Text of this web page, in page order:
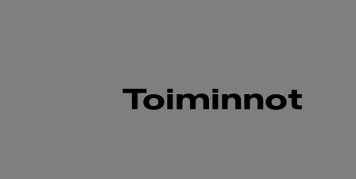
Toiminnot